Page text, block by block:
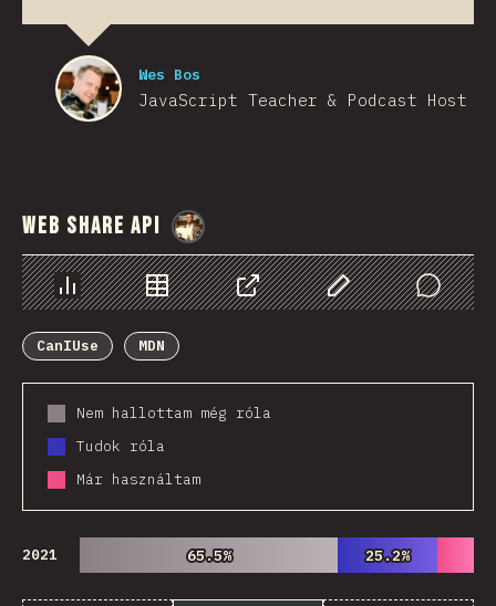
Wes Bos
JavaScript Teacher & Podcast Host
Web Share API
Diagramok Adatok MegosztásCustomize Data
Comments
CanIUse
MDN
Nem hallottam még róla
Tudok róla
Már használtam
2021 65.5%
65.5% 25.2%
25.2%